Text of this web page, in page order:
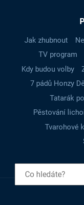
Jak zhubnout
TV program
Kdy budou volby
7 pádů Honzy
Tatarák
Pěstování
Tvarohové